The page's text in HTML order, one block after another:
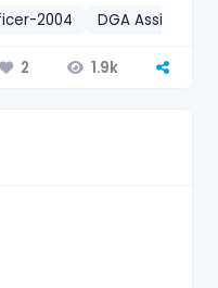
2004 DGA Assistant
2 1.9k